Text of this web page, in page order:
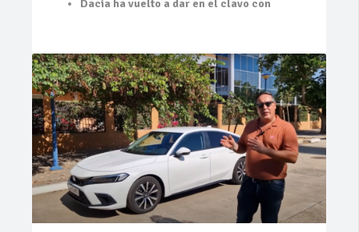
Dacia ha vuelto a dar en el clavo con